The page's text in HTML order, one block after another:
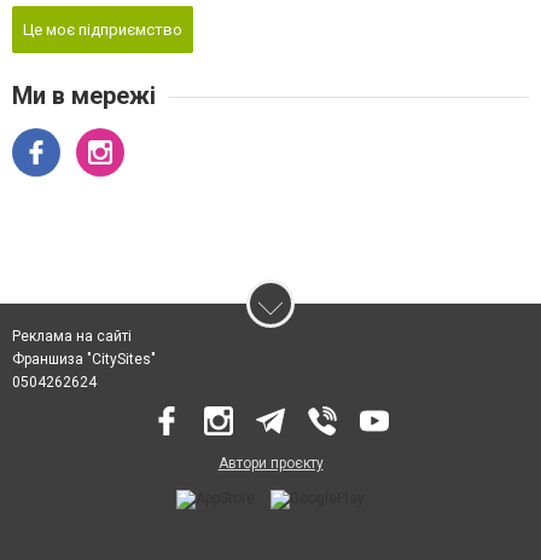
Це моє підприємство
Ми в мережі
Реклама на сайті
Франшиза "CitySites"
0504262624
Автори проєкту